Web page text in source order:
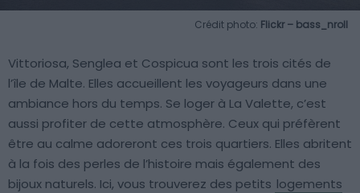
Crédit photo: Flickr – bass_nroll
Vittoriosa, Senglea et Cospicua sont les trois cités de
l’île de Malte. Elles accueillent les voyageurs dans une
ambiance hors du temps. Se loger à La Valette, c’est
aussi profiter de cette atmosphère. Ceux qui préfèrent
être au calme adoreront ces trois quartiers. Elles abritent
à la fois des perles de l’histoire mais également des
bijoux naturels. Ici, vous trouverez des petits logements